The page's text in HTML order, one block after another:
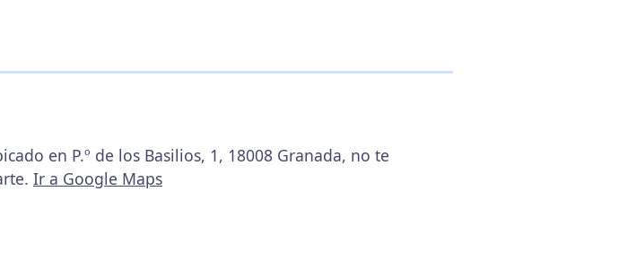
en P.º de los Basilios, 1, 18008 Granada, no te
Ir a Google Maps